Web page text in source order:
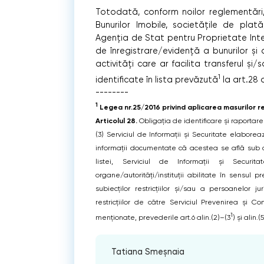
Totodată, conform noilor
Bunurilor Imobile, societățile de
Agenția de Stat pentru Proprietate
de înregistrare/evidență a bunurilor
activități care ar facilita transferul și/
identificate în lista prevăzută1 la art.28
--------
1 Legea nr.25/2016 privind aplicarea masurilor
Articolul 28.Obligația de identificare și
(3) Serviciul de Informații și Securitate
informații documentate că acestea se află sub
listei, Serviciul de Informații și
organe/autorități/instituții abilitate în sensul
subiecților restricțiilor și/sau a persoanelor
restricțiilor de către Serviciul Prevenirea și
menționate, prevederile art.6 alin.(2)–(31 ) și
Tatiana Smeșnaia